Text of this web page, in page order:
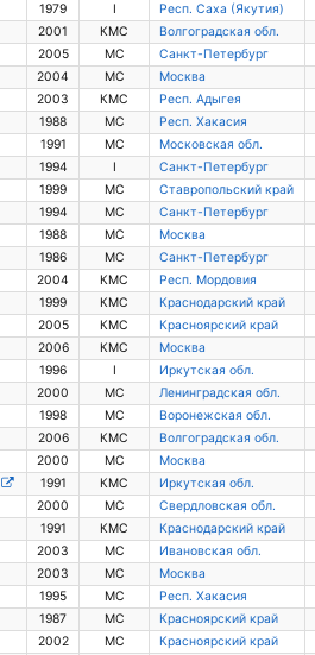
1979 I Респ. Саха (Якутия)
2001 КМС Волгоградская обл.
2005 МС Санкт-Петербург
2004 МС Москва
2003 КМС Респ. Адыгея
1988 МС Респ. Хакасия
1991 МС Московская обл.
1994 I Санкт-Петербург
1999 МС Ставропольский край
1994 МС Санкт-Петербург
1988 МС Москва
1986 МС Санкт-Петербург
2004 КМС Респ. Мордовия
1999 КМС Краснодарский край
2005 КМС Красноярский край
2006 КМС Москва
1996 I Иркутская обл.
2000 МС Ленинградская обл.
1998 МС Воронежская обл.
2006 КМС Волгоградская обл.
2000 МС Москва
1991 КМС Иркутская обл.
2000 МС Свердловская обл.
1991 КМС Краснодарский край
2003 МС Ивановская обл.
2003 МС Москва
1995 МС Респ. Хакасия
1987 МС Красноярский край
2002 МС Красноярский край